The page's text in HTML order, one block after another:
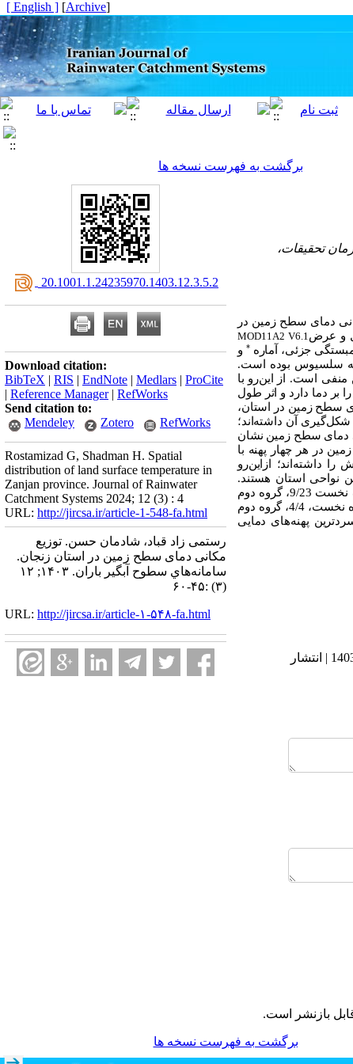
[
Archive
]
[ English ]
برگشت به فهرست نسخه ها
تحقیقات،
دمای سطح زمین در
MOD11A2 V6.1و عرض
جزئی، آماره* و
و آشکار شد. یافته‌ها نشان داد که میانگین دمای سطح زمین در روز 6/24 و در شب 3/5 درجه سلسیوس بوده است.
است. از این‌رو با
بر دما دارد و اثر طول
سطح زمین در استان،
شکل‌گیری آن داشته‌اند؛
دمای سطح زمین نشان
در هر چهار پهنه با
را داشته‌اند؛ ازاین‌رو
نواحی استان هستند.
هم‌چنین سمت و سوی پهنه‌ها در بیش‌تر نواحی شمال غربی جنوب شرقی است. دمای روزهنگام سطح زمین در گروه نخست 9/23، گروه دوم
3/27، گروه سوم 8/28 و گروه چهارم 8/18 درجه سلسیوس است. هم‌چنین میانگین دمای شب‌هنگام سطح زمین در گروه نخست، 4/4، گروه دوم
سردترین پهنه‌های دمایی
دریافت: 1403/2/23 | ویرایش نهایی: 1403/10/5 | پذیرش: 1403/4/15 | انتشار الکترونیک پیش از انتشار نهایی: 1403/6/15 | انتشار
‎ 20.1001.1.24235970.1403.12.3.5.2
Download citation:
BibTeX | RIS | EndNote | Medlars | ProCite
| Reference Manager| RefWorks
Send citation to:
Mendeley
Zotero RefWorks
Rostamizad G, Shadman H. Spatial
distribution of land surface temperature in
Zanjan province. Journal of Rainwater
Catchment Systems 2024; 12 (3) : 4
URL: http://jircsa.ir/article-1-548-fa.html
رستمی زاد قباد، شادمان حسن. توزیع
مکانی دمای سطح زمین در استان زنجان.
سامانه‌هاي سطوح آبگير باران. ۱۴۰۳; ۱۲
(۳) :۴۵-۶۰
URL: http://jircsa.ir/article-۱-۵۴۸-fa.html
بازنشر است.
برگشت به فهرست نسخه ها